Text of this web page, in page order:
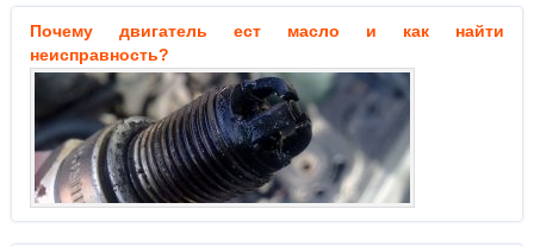
Почему двигатель ест масло и как найти
неисправность?